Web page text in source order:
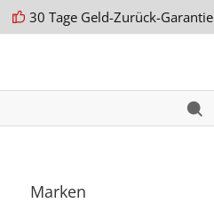
30 Tage Geld-Zurück-Garantie
Marken